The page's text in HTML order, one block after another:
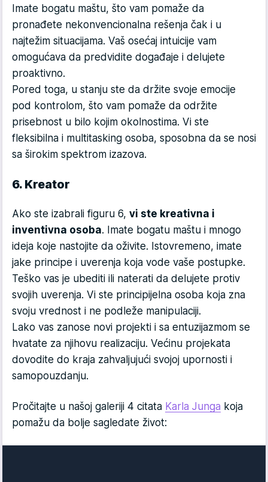
Imate bogatu maštu, što vam pomaže da
pronađete nekonvencionalna rešenja čak i u
najtežim situacijama. Vaš osećaj intuicije vam
omogućava da predvidite događaje i delujete
proaktivno.
Pored toga, u stanju ste da držite svoje emocije
pod kontrolom, što vam pomaže da održite
prisebnost u bilo kojim okolnostima. Vi ste
fleksibilna i multitasking osoba, sposobna da se nosi
sa širokim spektrom izazova.
6. Kreator
Ako ste izabrali figuru 6, vi ste kreativna i
inventivna osoba. Imate bogatu maštu i mnogo
ideja koje nastojite da oživite. Istovremeno, imate
jake principe i uverenja koja vode vaše postupke.
Teško vas je ubediti ili naterati da delujete protiv
svojih uverenja. Vi ste principijelna osoba koja zna
svoju vrednost i ne podleže manipulaciji.
Lako vas zanose novi projekti i sa entuzijazmom se
hvatate za njihovu realizaciju. Većinu projekata
dovodite do kraja zahvaljujući svojoj upornosti i
samopouzdanju.
Pročitajte u našoj galeriji 4 citata Karla Junga koja
pomažu da bolje sagledate život: